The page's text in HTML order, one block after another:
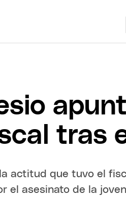
tras
actitud que tuvo el
el asesinato de la